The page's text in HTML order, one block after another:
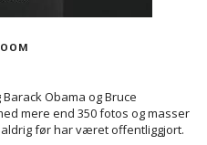
Obama og Bruce
mere end 350 fotos og masser
før har været offentliggjort.